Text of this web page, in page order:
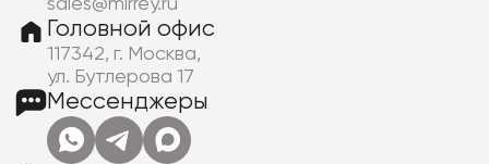
sales@mirrey.ru
Головной офис
117342, г. Москва,
ул. Бутлерова 17
Мессенджеры